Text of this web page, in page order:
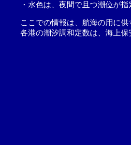
・水色は、夜間で且つ潮位が
ここでの情報は、航海の用に
各港の潮汐調和定数は、海上